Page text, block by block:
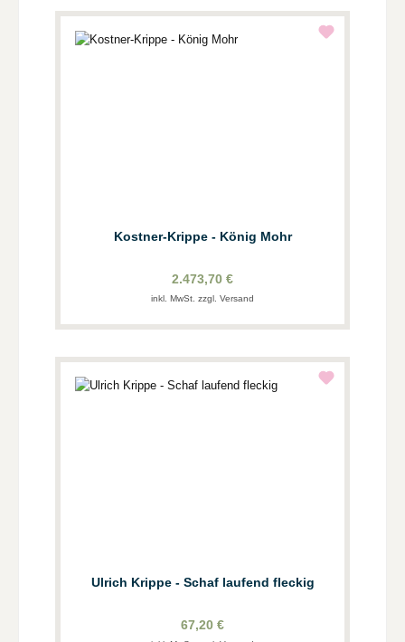
Kostner-Krippe - König Mohr
2.473,70 €
inkl. MwSt. zzgl. Versand
Ulrich Krippe - Schaf laufend fleckig
67,20 €